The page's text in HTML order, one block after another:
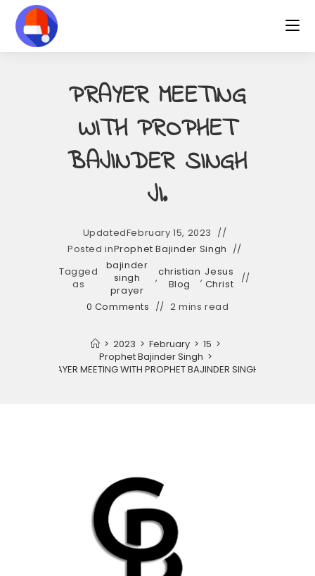
content
PRAYER MEETING
WITH PROPHET
BAJINDER SINGH
JI.
UpdatedFebruary 15, 2023
Posted inProphet Bajinder Singh
Tagged
as
bajinder
singh
prayer
,christian
Blog
, Jesus
Christ
0 Comments
2 mins read
> 2023 > February > 15 >
Prophet Bajinder Singh >
PRAYER MEETING WITH PROPHET BAJINDER SINGH JI.